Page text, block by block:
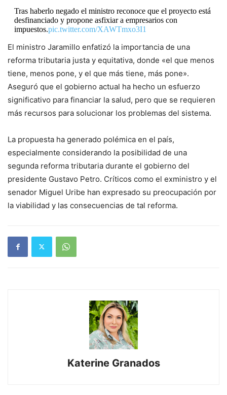
Tras haberlo negado el ministro reconoce que el proyecto está
desfinanciado y propone asfixiar a empresarios con
impuestos.pic.twitter.com/XAWTmxo3I1
— Andrés Forero CD #1️⃣0️⃣1️⃣ (@AForeroM)January
23, 2024
El ministro Jaramillo enfatizó la importancia de una
reforma tributaria justa y equitativa, donde «el que menos
tiene, menos pone, y el que más tiene, más pone».
Aseguró que el gobierno actual ha hecho un esfuerzo
significativo para financiar la salud, pero que se requieren
más recursos para solucionar los problemas del sistema.
La propuesta ha generado polémica en el país,
especialmente considerando la posibilidad de una
segunda reforma tributaria durante el gobierno del
presidente Gustavo Petro. Críticos como el exministro y el
senador Miguel Uribe han expresado su preocupación por
la viabilidad y las consecuencias de tal reforma.
Katerine Granados